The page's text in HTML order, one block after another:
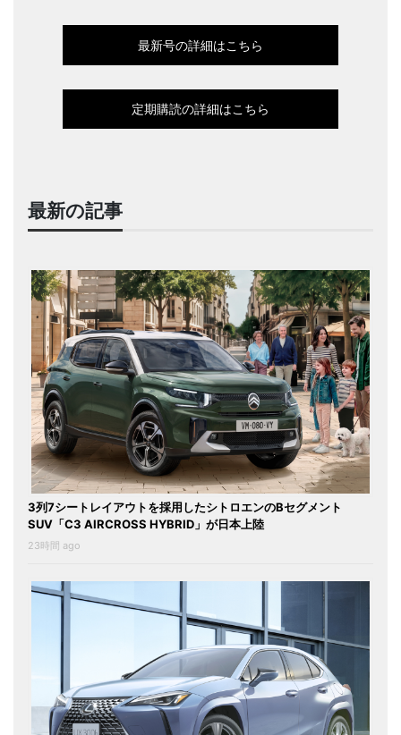
最新号の詳細はこちら
定期購読の詳細はこちら
最新の記事
3列7シートレイアウトを採用したシトロエンのBセグメント
SUV「C3 AIRCROSS HYBRID」が日本上陸
23時間 ago